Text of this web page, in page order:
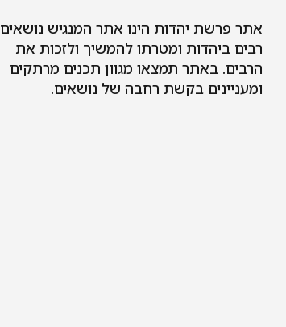
אתר פרשת יהדות הינו אתר המנגיש נושאים
רבים ביהדות ומטרתו להמשיך ולזכות את
הרבים. באתר תמצאו מגוון תכנים מרתקים
ומעניינים בקשת רחבה של נושאים.